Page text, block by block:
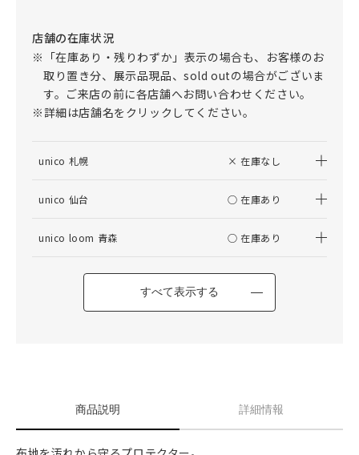
商品説明 詳細情報
店舗の在庫状況
※「在庫あり・残りわずか」表示の場合も、お客様のお
取り置き分、展示品現品、sold outの場合がございま
す。ご来店の前に各店舗へお問い合わせください。
※詳細は店舗名をクリックしてください。
unico 札幌 × 在庫なし
unico 仙台 ○ 在庫あり
unico loom 青森 ○ 在庫あり
すべて表示する